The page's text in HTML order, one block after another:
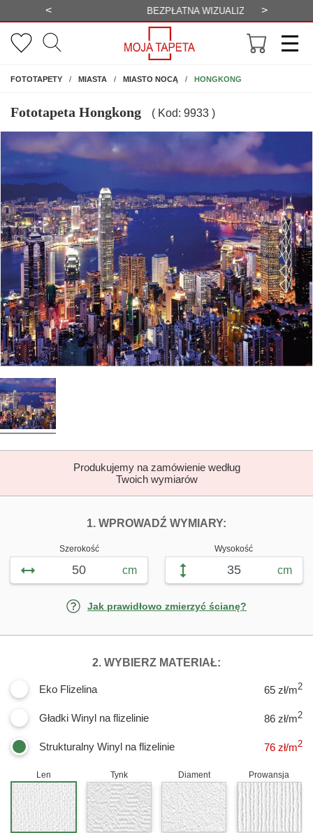
< BEZPŁATNA WIZUALIZACJA >
FOTOTAPETYNA ŚCIANĘ
MIASTA MIASTO NOCĄ HONGKONG
Fototapeta Hongkong ( Kod: 9933 )
Produkujemy na zamówienie według
Twoich wymiarów
1. WPROWADŹ WYMIARY:
Szerokość
cm
Wysokość
cm
Jak prawidłowo zmierzyć ścianę?
2. WYBIERZ MATERIAŁ:
Eko Flizelina 65 zł/m2
Gładki Winyl na flizelinie 86 zł/m2
Strukturalny Winyl na flizelinie 76 zł/m2
Len Tynk Diament Prowansja